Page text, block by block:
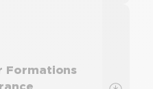
Formations